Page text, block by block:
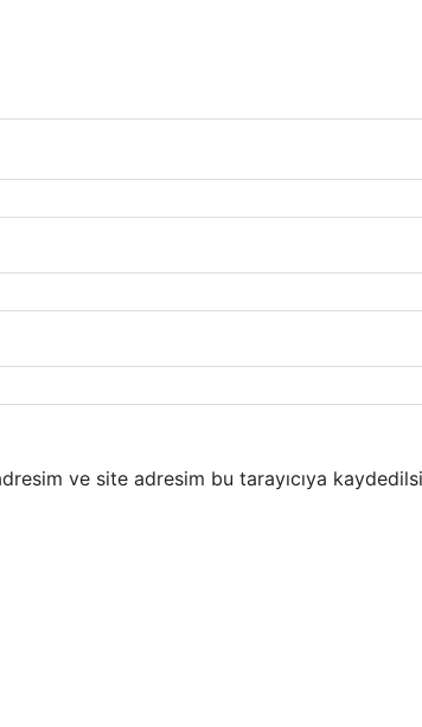
ve site adresim bu tarayıcıya